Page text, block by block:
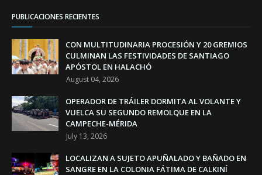
PUBLICACIONES RECIENTES
CON MULTITUDINARIA PROCESIÓN Y 20 GREMIOS
CULMINAN LAS FESTIVIDADES DE SANTIAGO
APÓSTOL EN HALACHÓ
August 04, 2026
OPERADOR DE TRÁILER DORMITA AL VOLANTE Y
VUELCA SU SEGUNDO REMOLQUE EN LA
CAMPECHE-MÉRIDA
July 13, 2026
LOCALIZAN A SUJETO APUÑALADO Y BAÑADO EN
SANGRE EN LA COLONIA FÁTIMA DE CALKINÍ